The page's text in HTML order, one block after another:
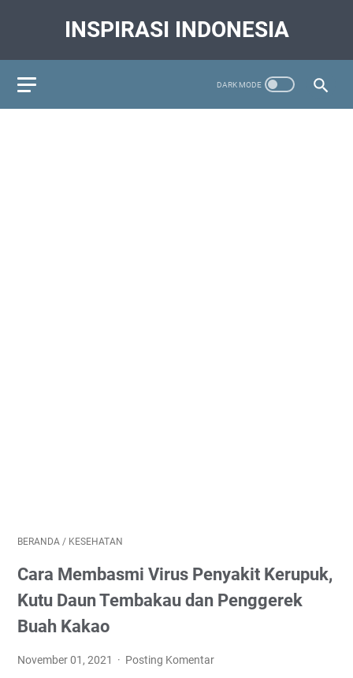
INSPIRASI INDONESIA
BERANDA / KESEHATAN
Cara Membasmi Virus Penyakit Kerupuk,
Kutu Daun Tembakau dan Penggerek
Buah Kakao
November 01, 2021 Posting Komentar